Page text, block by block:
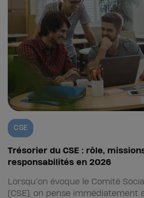
CSE
Trésorier du CSE : rôle,
responsabilités en 2026
Lorsqu’on évoque le Comité
(CSE), on pense immédiatement